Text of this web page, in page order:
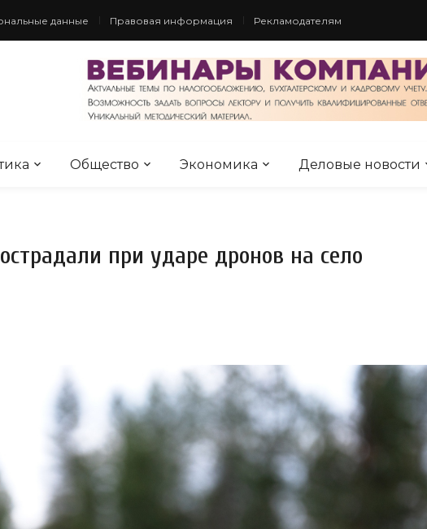
данные Правовая информация Рекламодателям
Общество Экономика Деловые новости
при ударе дронов на село